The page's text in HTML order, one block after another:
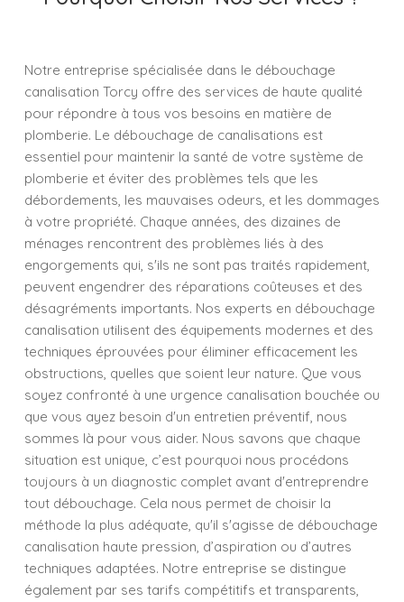
Notre entreprise spécialisée dans le débouchage
canalisation Torcy offre des services de haute qualité
pour répondre à tous vos besoins en matière de
plomberie. Le débouchage de canalisations est
essentiel pour maintenir la santé de votre système de
plomberie et éviter des problèmes tels que les
débordements, les mauvaises odeurs, et les dommages
à votre propriété. Chaque années, des dizaines de
ménages rencontrent des problèmes liés à des
engorgements qui, s'ils ne sont pas traités rapidement,
peuvent engendrer des réparations coûteuses et des
désagréments importants. Nos experts en débouchage
canalisation utilisent des équipements modernes et des
techniques éprouvées pour éliminer efficacement les
obstructions, quelles que soient leur nature. Que vous
soyez confronté à une urgence canalisation bouchée ou
que vous ayez besoin d'un entretien préventif, nous
sommes là pour vous aider. Nous savons que chaque
situation est unique, c’est pourquoi nous procédons
toujours à un diagnostic complet avant d'entreprendre
tout débouchage. Cela nous permet de choisir la
méthode la plus adéquate, qu'il s'agisse de débouchage
canalisation haute pression, d’aspiration ou d’autres
techniques adaptées. Notre entreprise se distingue
également par ses tarifs compétitifs et transparents,